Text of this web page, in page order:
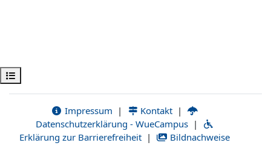
Ouvrir l’index du cours
Impressum | Kontakt |
Datenschutzerklärung - WueCampus |
Erklärung zur Barrierefreiheit | Bildnachweise